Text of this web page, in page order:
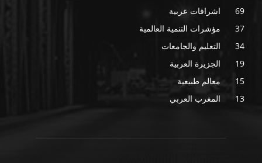
اشراقات عربية
69
مؤشرات التنمية العالمية
37
التعليم والجامعات
34
الجزيرة العربية
19
معالم طبيعية
15
المغرب العربي
13